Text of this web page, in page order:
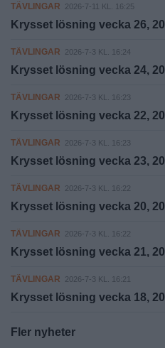
TÄVLINGAR 2026-7-11 KL. 16:25
Krysset lösning vecka 26,
TÄVLINGAR 2026-7-3 KL. 16:24
Krysset lösning vecka 24,
TÄVLINGAR 2026-7-3 KL. 16:23
Krysset lösning vecka 22,
TÄVLINGAR 2026-7-3 KL. 16:23
Krysset lösning vecka 23,
TÄVLINGAR 2026-7-3 KL. 16:22
Krysset lösning vecka 20,
TÄVLINGAR 2026-7-3 KL. 16:22
Krysset lösning vecka 21,
TÄVLINGAR 2026-7-3 KL. 16:21
Krysset lösning vecka 18,
Fler nyheter